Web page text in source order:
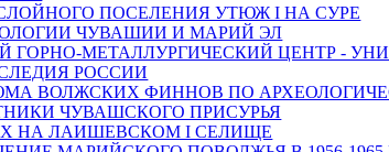
ПОСЕЛЕНИЯ УТЮЖ I НА СУРЕ
ЧУВАШИИ И МАРИЙ ЭЛ
ГОРНО-МЕТАЛЛУРГИЧЕСКИЙ ЦЕНТР -
РОССИИ
ВОЛЖСКИХ ФИННОВ ПО
ЧУВАШСКОГО ПРИСУРЬЯ
НА ЛАИШЕВСКОМ I СЕЛИЩЕ